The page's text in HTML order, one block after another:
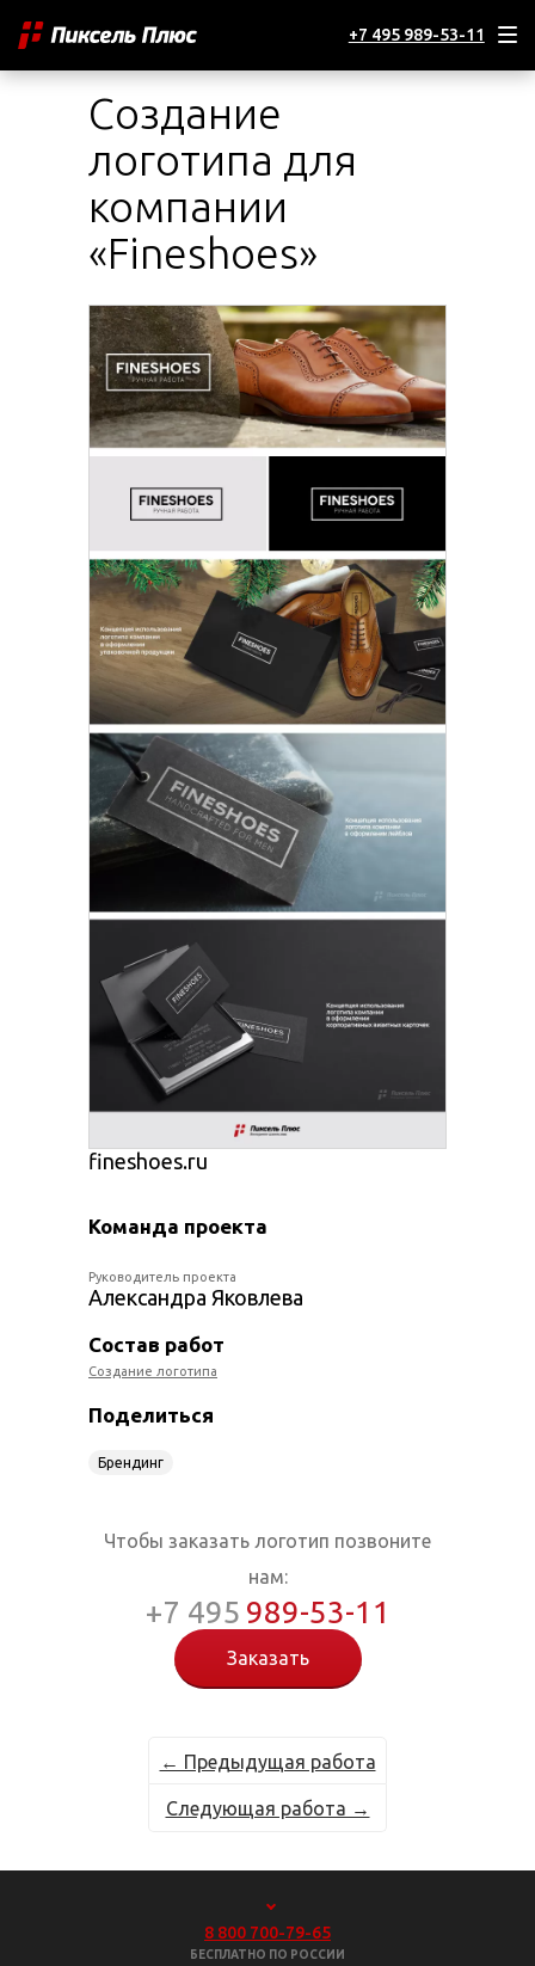
+7 495 989-53-11
Создание
логотипа для
компании
«Fineshoes»
fineshoes.ru
Команда проекта
Руководитель проекта
Александра Яковлева
Состав работ
Создание логотипа
Поделиться
Брендинг
Чтобы заказать логотип позвоните
нам:
+7 495 989-53-11
Заказать
← Предыдущая работа
Следующая работа →
8 800 700-79-65
БЕСПЛАТНО ПО РОССИИ